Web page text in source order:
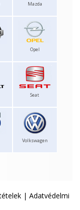
Mazda
Opel
Seat
Volkswagen
| Adatvédelmi